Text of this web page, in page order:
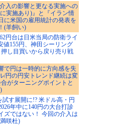
入の影響と更なる実施への
実施あり)』と『イラン情
に米国の雇用統計の発表を
(羊飼い)
円台は日米当局の防衛ライ
値155円、神田シーリング
し目買いから戻り売り戦
で円は一時的に方向感を失
/円の円安トレンド継続は変
がターニングポイントと
試す展開に!? 米ドル高・円
年中に140円の大台打診
ズではない！ 今回の介入は
咲杜)